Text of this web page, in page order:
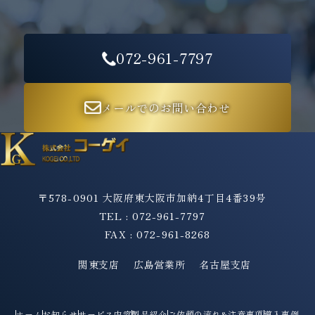
072-961-7797
メールでのお問い合わせ
〒578-0901 大阪府東大阪市加納4丁目4番39号
TEL : 072-961-7797
FAX : 072-961-8268
関東支店 広島営業所 名古屋支店